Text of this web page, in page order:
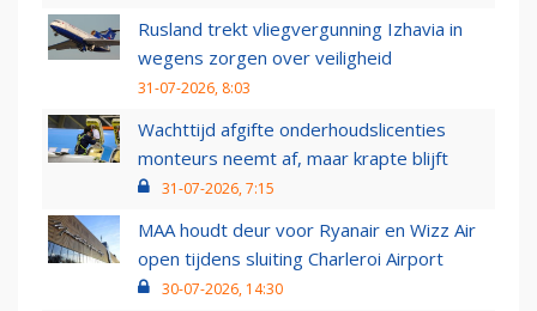
Rusland trekt vliegvergunning Izhavia in
wegens zorgen over veiligheid
31-07-2026, 8:03
Wachttijd afgifte onderhoudslicenties
monteurs neemt af, maar krapte blijft
31-07-2026, 7:15
MAA houdt deur voor Ryanair en Wizz Air
open tijdens sluiting Charleroi Airport
30-07-2026, 14:30